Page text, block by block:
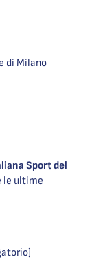
di Milano
Sport del
le ultime